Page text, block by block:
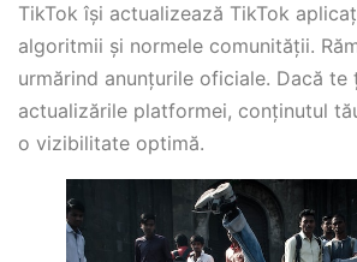
TikTok își actualizează TikTok
algoritmii și normele comunității.
urmărind anunțurile oficiale. Dacă te
actualizările platformei, conținutul
o vizibilitate optimă.